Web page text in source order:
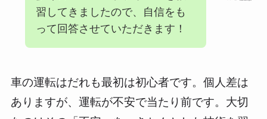
習してきましたので、自信をも
って回答させていただきます！
車の運転はだれも最初は初心者です。個人差は
ありますが、運転が不安で当たり前です。大切